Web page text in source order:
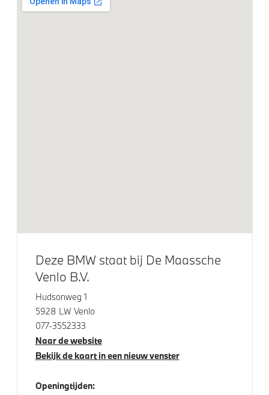
xDrive - Vierwielaandrijving
Veiligheid
Akoestische waarschuwing voor voetgangers
Deze BMW staat bij De Maassche
Venlo B.V.
Hudsonweg 1
5928 LW Venlo
077-3552333
Naar de website
Bekijk de kaart in een nieuw venster
Openingtijden: